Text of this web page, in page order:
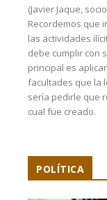
(Javier Jaque,
Recordemos que
las actividades
debe cumplir con
principal es
facultades que la
sería pedirle que
cual fue creado.
POLÍTICA